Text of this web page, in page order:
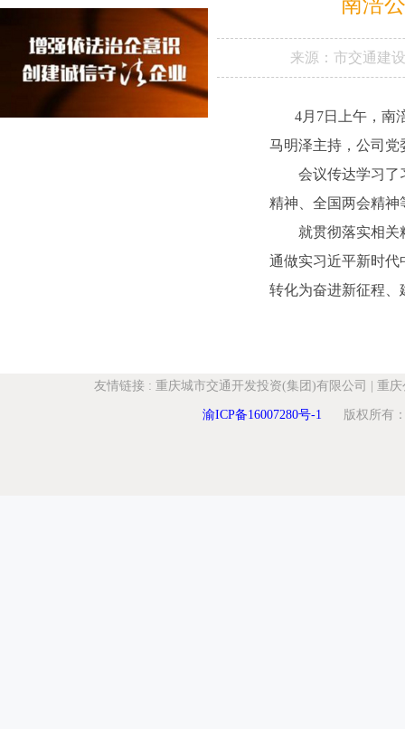
来源： 市交通建
4月7日上午，南涪
马明泽主持，公司党
会议传达学习了
精神、全国两会精神
就贯彻落实相关
通做实习近平新时代
转化为奋进新征程、
友情链接 : 重庆城市交通开发投资(集团)有限公司 重庆
渝ICP备16007280号-1 版权所有：